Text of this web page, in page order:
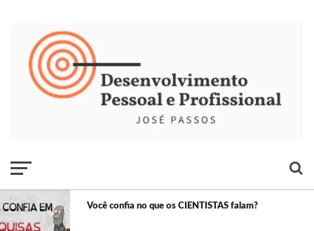
Você confia no que os CIENTISTAS falam?